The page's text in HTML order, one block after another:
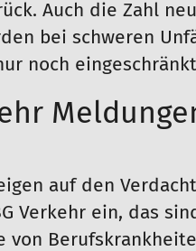
Auch die Zahl
bei schweren
noch
auf den
Verkehr ein, das
von